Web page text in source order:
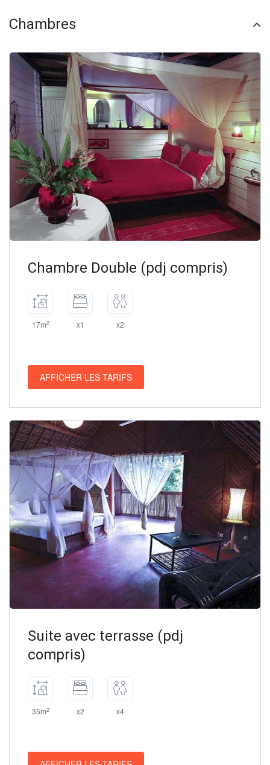
Chambres
Chambre Double (pdj compris)
17m2 x1 x2
AFFICHER LES TARIFS
Suite avec terrasse (pdj
compris)
35m2 x2 x4